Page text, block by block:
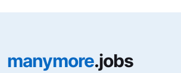
manymore.jobs